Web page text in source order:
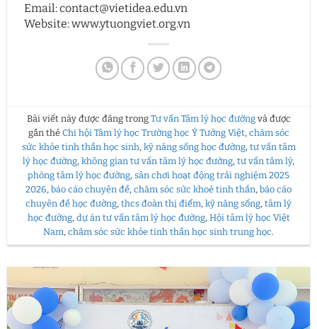
Email: contact@vietidea.edu.vn
Website: www.ytuongviet.org.vn
Bài viết này được đăng trong Tư vấn Tâm lý học đườngvà được
gắn thẻ Chi hội Tâm lý học Trường học Ý Tưởng Việt, chăm sóc
sức khỏe tinh thần học sinh kỹ năng sống học đường, tư vấn tâm
lý học đường không gian tư vấn tâm lý học đường tư vấn tâm lý,
phòng tâm lý học đường sân chơi hoạt động trải nghiệm 2025
2026 báo cáo chuyên đề chăm sóc sức khoẻ tinh thần báo cáo
chuyên đề học đường thcs đoàn thị điểm kỹ năng sống tâm lý
học đường, dự án tư vấn tâm lý học đường, Hội tâm lý học Việt
Nam chăm sóc sức khỏe tinh thần học sinh trung học